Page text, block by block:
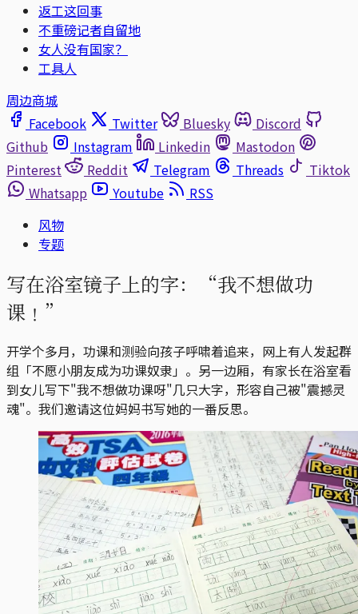
返工这回事
不重磅记者自留地
女人没有国家？
工具人
周边商城
Facebook
Twitter Bluesky
Discord
Github
Instagram Linkedin
Mastodon
Pinterest
Reddit Telegram Threads
Tiktok
Whatsapp
Youtube
RSS
风物
专题
写在浴室镜子上的字：“我不想做功
课﹗”
开学个多月，功课和测验向孩子呼啸着追来，网上有人发起群
组「不愿小朋友成为功课奴隶」。另一边厢，有家长在浴室看
到女儿写下"我不想做功课呀"几只大字，形容自己被"震撼灵
魂"。我们邀请这位妈妈书写她的一番反思。